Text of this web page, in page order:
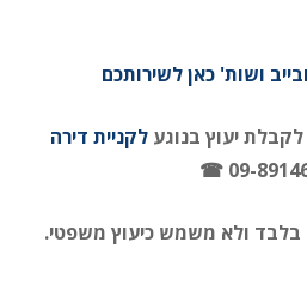
ושות' כאן לשירותכם
יעוץ בנוגע לקניית דירה
בלבד ולא משמש כיעוץ משפטי.